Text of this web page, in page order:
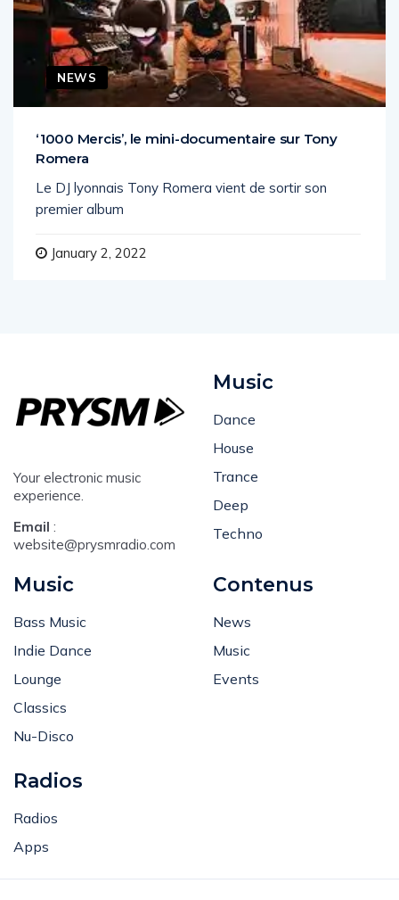
NEWS
‘1000 Mercis’, le mini-documentaire sur Tony
Le DJ lyonnais Tony Romera vient de sortir son
Your electronic music
Email:
Deep
Bass Music
Lounge